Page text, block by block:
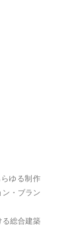
ゆる制作
・ブラン
る総合建築